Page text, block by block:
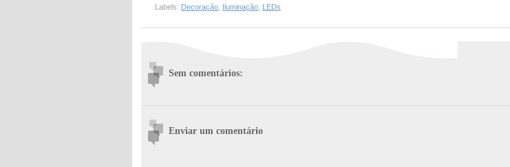
Labels: Decoração, Iluminação, LEDs
Sem comentários:
Enviar um comentário